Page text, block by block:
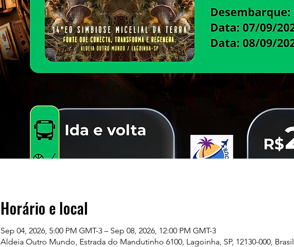
Horário e local
Sep 04, 2026, 5:00 PM GMT-3 – Sep 08, 2026, 12:00 PM GMT-3
Aldeia Outro Mundo, Estrada do Mandutinho 6100, Lagoinha, SP, 12130-000, Brasil